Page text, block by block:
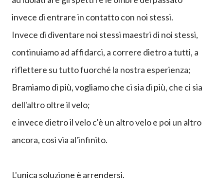
Ciò significa che ad oggi, avremmo dovuto fare una
strage di guru e profeti e invece siamo ancora qui
ad idolatrare gli spettri e le ombre del passato
invece di entrare in contatto con noi stessi.
Invece di diventare noi stessi maestri di noi stessi,
continuiamo ad affidarci, a correre dietro a tutti, a
riflettere su tutto fuorché la nostra esperienza;
dell'altro oltre il velo;